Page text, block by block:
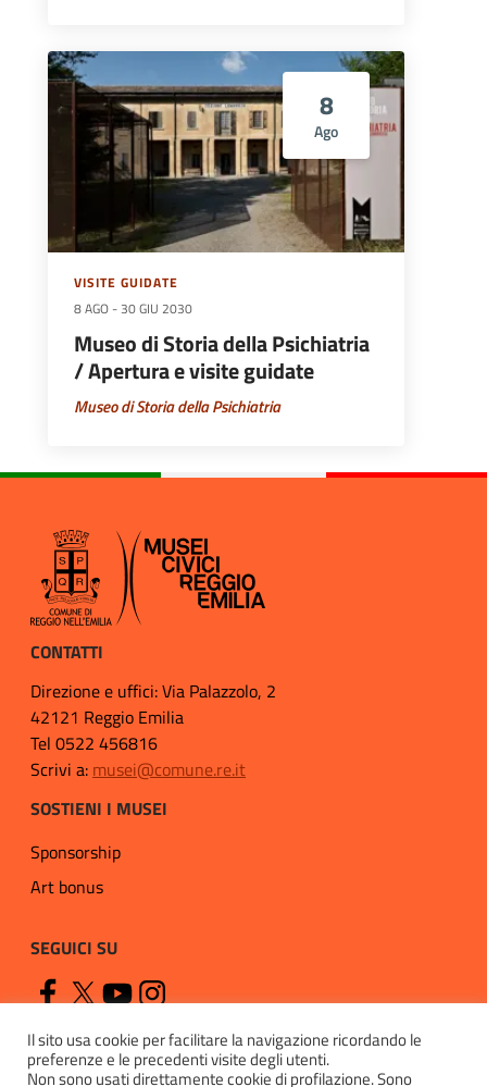
8
Ago
VISITE GUIDATE
8 AGO -30 GIU 2030
Museo di Storia della Psichiatria
/ Apertura e visite guidate
Museo di Storia della Psichiatria
CONTATTI
Direzione e uffici: Via Palazzolo, 2
42121 Reggio Emilia
Tel 0522 456816
Scrivi a: musei@comune.re.it
SOSTIENI I MUSEI
Sponsorship
Art bonus
SEGUICI SU
Il sito usa cookie per facilitare la navigazione ricordando le
preferenze e le precedenti visite degli utenti.
Non sono usati direttamente cookie di profilazione. Sono